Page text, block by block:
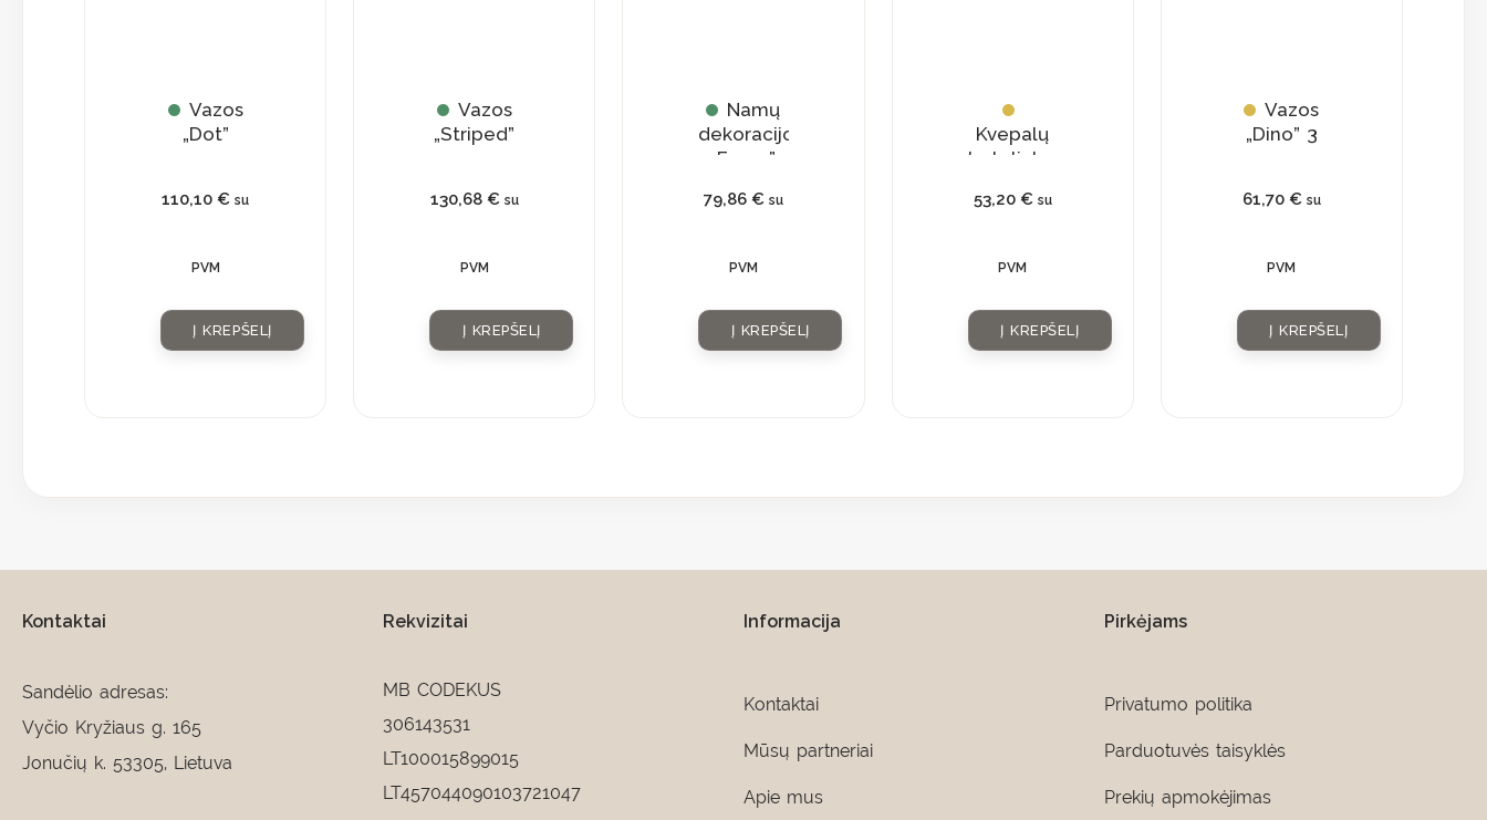
Vazos
„Dot”
110,10€ su
PVM
Į KREPŠELĮ
Vazos
„Striped”
130,68 € su
PVM
Į KREPŠELĮ
Namų
dekoracijos
„Faces”
79,86 € su
PVM
Į KREPŠELĮ
Kvepalų
buteliukas
natūraliu
53,20 € su
PVM
Į KREPŠELĮ
Vazos
„Dino” 3
61,70 € su
PVM
Į KREPŠELĮ
Kontaktai
Sandėlio adresas:
Vyčio Kryžiaus g. 165
Jonučių k. 53305, Lietuva
Rekvizitai
MB CODEKUS
306143531
LT100015899015
LT457044090103721047
Informacija
Kontaktai
Mūsų partneriai
Apie mus
Pirkėjams
Privatumo politika
Parduotuvės taisyklės
Prekių apmokėjimas